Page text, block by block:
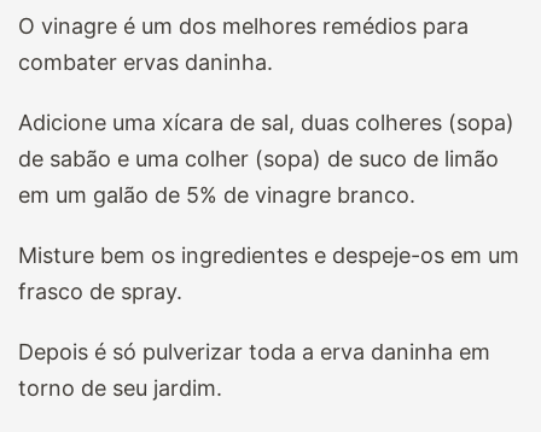
O vinagre é um dos melhores remédios para
combater ervas daninha.
Adicione uma xícara de sal, duas colheres (sopa)
de sabão e uma colher (sopa) de suco de limão
em um galão de 5% de vinagre branco.
Misture bem os ingredientes e despeje-os em um
frasco de spray.
Depois é só pulverizar toda a erva daninha em
torno de seu jardim.